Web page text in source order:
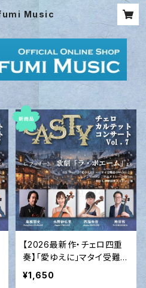
Music
【2026最新作・チェロ四重
奏】「愛ゆえに」マタイ受難
曲 BWV244より（J.S.バッ
ハ）2026
¥1,650